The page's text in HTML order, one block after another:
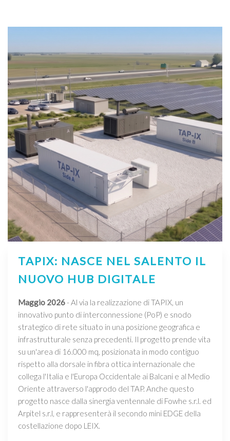
TAPIX: NASCE NEL SALENTO IL
NUOVO HUB DIGITALE
Maggio 2026- Al via la realizzazione di TAPIX, un
innovativo punto di interconnessione (PoP) e snodo
strategico di rete situato in una posizione geografica e
infrastrutturale senza precedenti. Il progetto prende vita
su un'area di 16.000 mq, posizionata in modo contiguo
rispetto alla dorsale in fibra ottica internazionale che
collega l'Italia e l'Europa Occidentale ai Balcani e al Medio
Oriente attraverso l'approdo del TAP. Anche questo
progetto nasce dalla sinergia ventennale di Fowhe s.r.l. ed
Arpitel s.r.l, e rappresenterà il secondo mini EDGE della
costellazione dopo LEIX.